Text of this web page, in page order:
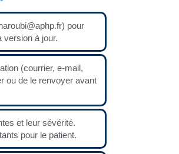
pour
version à jour.
(courrier, e-mail,
ou de le renvoyer avant
et leur sévérité.
pour le patient.